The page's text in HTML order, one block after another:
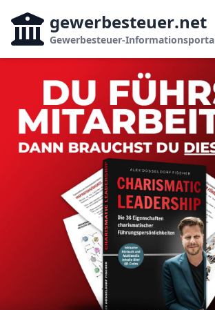
gewerbesteuer.net
Gewerbesteuer-